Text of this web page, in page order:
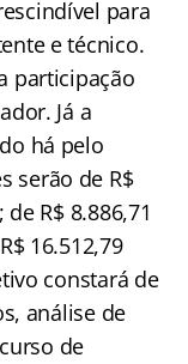
para
e técnico.
participação
Já a
há pelo
serão de R$
R$ 8.886,71
16.512,79
constará de
análise de
de